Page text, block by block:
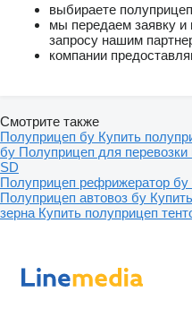
выбираете
мы передаем заявку
запросу нашим
компании
Смотрите также
Полуприцеп бу Купить
бу Полуприцеп для перевозки
SD
Полуприцеп рефрижератор бу
Полуприцеп автовоз бу
зерна Купить полуприцеп